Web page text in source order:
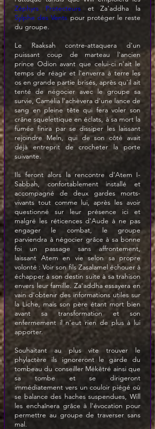
Zéphyrs Protecteurs
Sylphe des Vents pour protéger le reste
du groupe.
Le Raaksah contre-attaquera d'un
puissant coup de marteau l'ancien
prince Odion avant que celui-ci n'ait le
temps de réagir et l'enverra à terre les
os en grande partie brisés, après qu'il ait
tenté de négocier avec le groupe sa
survie, Camélia l'achèvera d'une lance de
sang en pleine tête qui fera voler son
crâne squelettique en éclats, à sa mort la
fumée finira par se dissiper les laissant
rejoindre Meln, qui de son côté avait
déjà entreprit de crocheter la porte
suivante.
Ils feront alors la rencontre d'Atem I-
Sabbah, confortablement installé et
accompagné de deux gardes morts-
vivants tout comme lui, après les avoir
questionné sur leur présence ici et
malgré les réticences d'Aude à ne pas
engager le combat, le groupe
parviendra à négocier grâce à sa bonne
foi un passage sans affrontement,
laissant Atem en vie selon sa propre
volonté : Voir son fils Zasalamel échouer à
échapper à son destin suite à sa trahison
envers leur famille. Za'addha essayera en
vain d'obtenir des informations utiles sur
la Liche, mais son père étant mort bien
avant sa transformation et son
enfermement il n'eut rien de plus à lui
apporter.
Souhaitant au plus vite trouver le
phylactère ils ignoreront le garde du
tombeau du conseiller Mékêtré ainsi que
sa tombe et se dirigeront
immédiatement vers un couloir piégé où
se balance des haches suspendues, Will
les enchaînera grâce à l'évocation pour
permettre au groupe de traverser sans
mal.